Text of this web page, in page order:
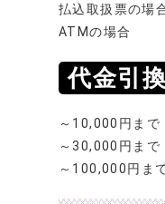
払込取扱票の
ATMの場合
代金引
～10,000円まで
～30,000円まで
～100,000円